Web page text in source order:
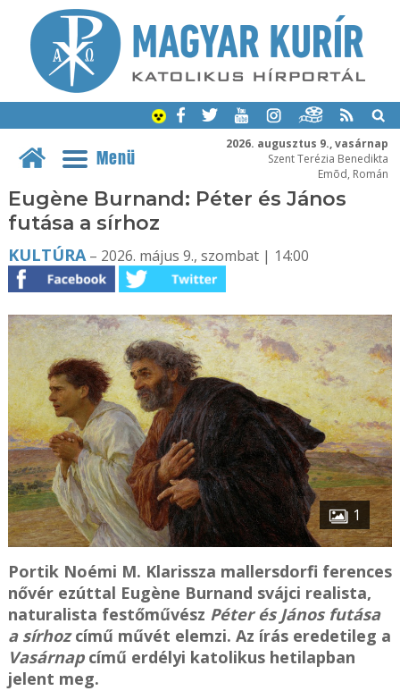
2026. augusztus 9., vasárnap
Szent Terézia Benedikta
Emõd, Román
Menü
Eugène Burnand: Péter és János
futása a sírhoz
KULTÚRA– 2026. május 9., szombat | 14:00
1
Portik Noémi M. Klarissza mallersdorfi ferences
nővér ezúttal Eugène Burnand svájci realista,
naturalista festőművész Péter és János futása
a sírhozcímű művét elemzi. Az írás eredetileg a
Vasárnapcímű erdélyi katolikus hetilapban
jelent meg.